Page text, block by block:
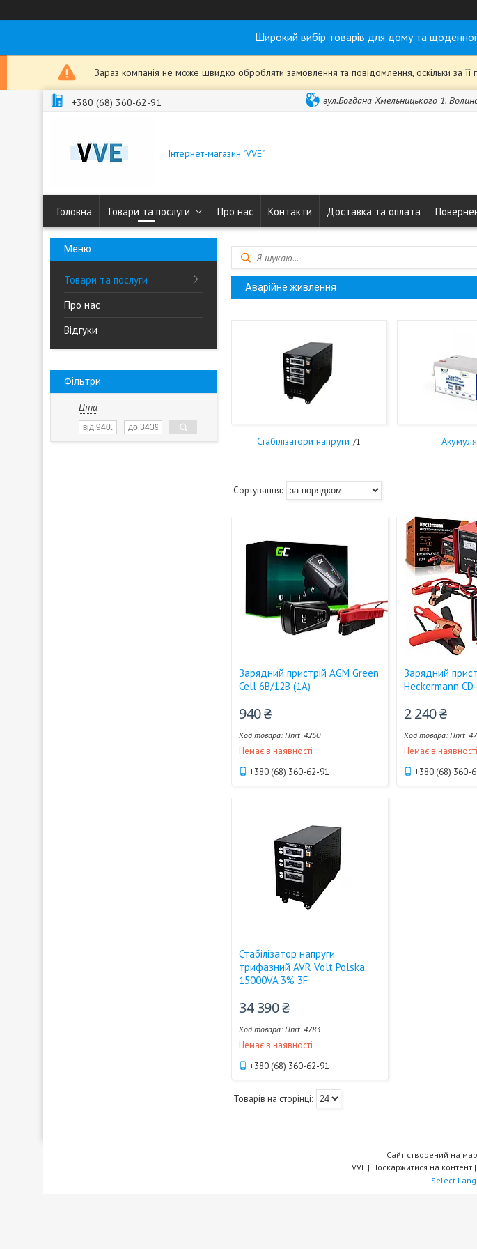
Широкий вибір товарів для дому та
Зараз компанія не може швидко обробляти замовлення та повідомлення, оскільки за
+380 (68) 360-62-91 вул.Богдана Хмельницького 1.
Інтернет-магазин "VVE"
Головна Товари та послуги Про нас Контакти Доставка та оплата
Товари та послуги
Про нас
Відгуки
Фільтри
Ціна
Аварійне живлення
Стабілізатори напруги 1
Зарядний пристрій AGM Green
Cell 6В/12В (1А)
940 ₴
Hnrt_4250
Немає в наявності
+380 (68) 360-62-91
Зарядний
Heckermann
2 240 ₴
Немає в наявності
+380 (68) 360-
Стабілізатор напруги
трифазний AVR Volt Polska
15000VA 3% 3F
34 390 ₴
Hnrt_4783
Немає в наявності
+380 (68) 360-62-91
Сайт створений на
VVE | Поскаржитися на контент |
Select